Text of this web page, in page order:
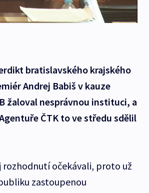
bratislavského krajského
Andrej Babiš v kauze
žaloval nesprávnou instituci, a
ČTK to ve středu sdělil
rozhodnutí očekávali, proto už
zastoupenou